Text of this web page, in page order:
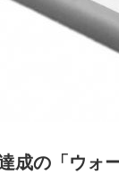
成の「ウォ